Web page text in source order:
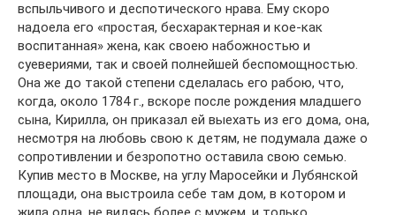
вспыльчивого и деспотического нрава. Ему скоро
надоела его «простая, бесхарактерная и кое-как
воспитанная» жена, как своею набожностью и
суевериями, так и своей полнейшей беспомощностью.
Она же до такой степени сделалась его рабою, что,
когда, около 1784 г., вскоре после рождения младшего
сына, Кирилла, он приказал ей выехать из его дома, она,
несмотря на любовь свою к детям, не подумала даже о
сопротивлении и безропотно оставила свою семью.
Купив место в Москве, на углу Маросейки и Лубянской
площади, она выстроила себе там дом, в котором и